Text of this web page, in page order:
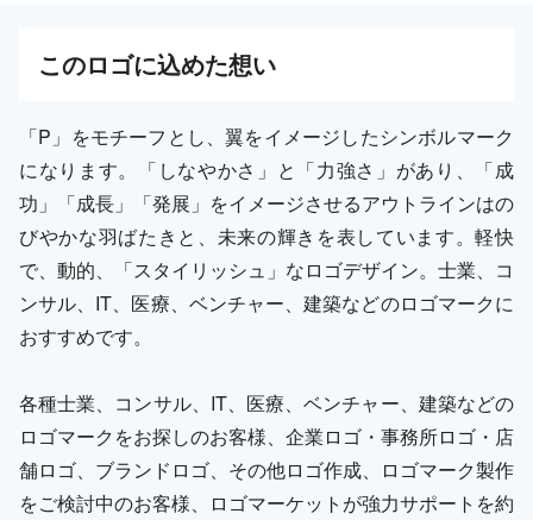
このロゴに込めた想い
「P」をモチーフとし、翼をイメージしたシンボルマーク
になります。「しなやかさ」と「力強さ」があり、「成
功」「成長」「発展」をイメージさせるアウトラインはの
びやかな羽ばたきと、未来の輝きを表しています。軽快
で、動的、「スタイリッシュ」なロゴデザイン。士業、コ
ンサル、IT、医療、ベンチャー、建築などのロゴマークに
おすすめです。
各種士業、コンサル、IT、医療、ベンチャー、建築などの
ロゴマークをお探しのお客様、企業ロゴ・事務所ロゴ・店
舗ロゴ、ブランドロゴ、その他ロゴ作成、ロゴマーク製作
をご検討中のお客様、ロゴマーケットが強力サポートを約